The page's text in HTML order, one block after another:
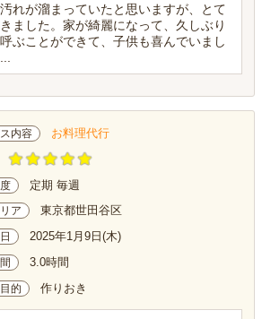
れが溜まっていたと思いますが、とて
ました。家が綺麗になって、久しぶり
ぶことができて、子供も喜んでいまし
内容 お料理代行
定期 毎週
ア 東京都世田谷区
2025年1月9日(木)
3.0時間
的 作りおき